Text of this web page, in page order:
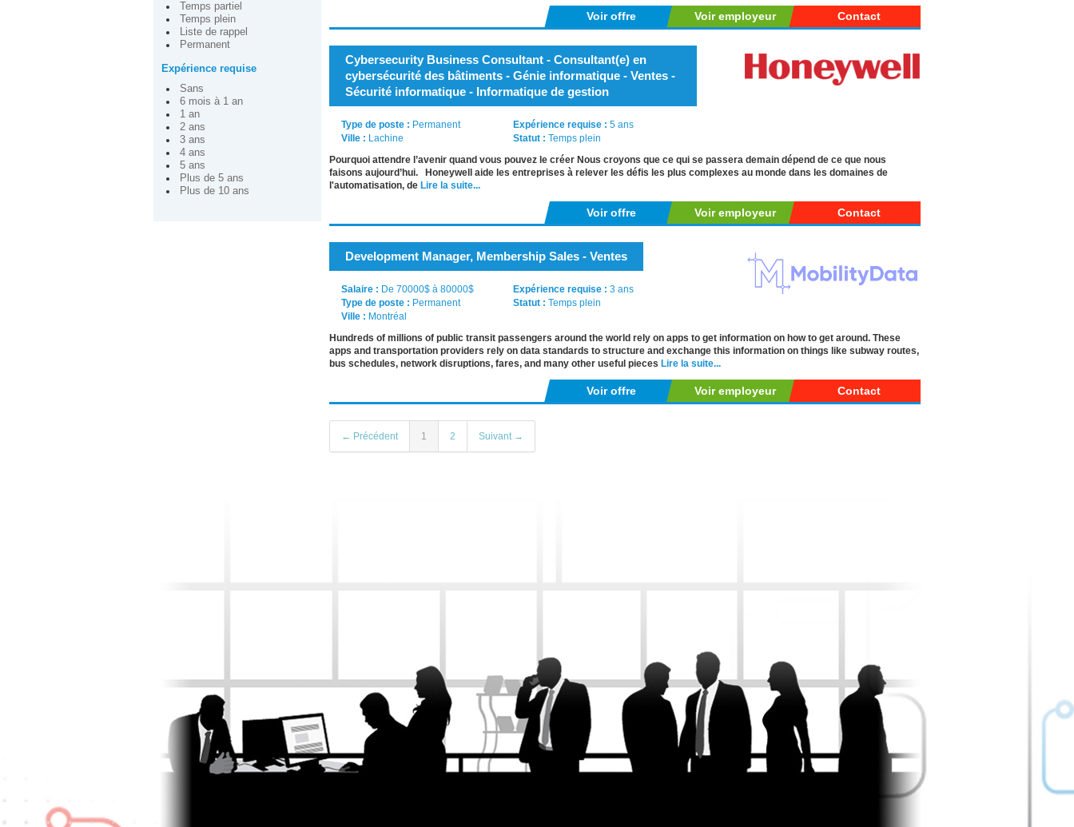
Temps partiel
Temps plein
Liste de rappel
Permanent
Expérience requise
Sans
6 mois à 1 an
1 an
2 ans
3 ans
4 ans
5 ans
Plus de 5 ans
Plus de 10 ans
Voir offre Voir employeur Contact
Cybersecurity Business Consultant - Consultant(e) en
cybersécurité des bâtiments - Génie informatique - Ventes -
Sécurité informatique - Informatique de gestion
Type de poste : Permanent
Ville : Lachine
Expérience requise : 5 ans
Statut : Temps plein
Pourquoi attendre l’avenir quand vous pouvez le créer Nous croyons que ce qui se passera demain dépend de ce que nous
faisons aujourd’hui. Honeywell aide les entreprises à relever les défis les plus complexes au monde dans les domaines de
l'automatisation, de Lire la suite...
Voir offre Voir employeur Contact
Development Manager, Membership Sales - Ventes
Salaire : De 70000$ à 80000$
Type de poste : Permanent
Ville : Montréal
Expérience requise : 3 ans
Statut : Temps plein
Hundreds of millions of public transit passengers around the world rely on apps to get information on how to get around. These
apps and transportation providers rely on data standards to structure and exchange this information on things like subway routes,
bus schedules, network disruptions, fares, and many other useful pieces Lire la suite...
Voir offre Voir employeur Contact
← Précédent 1 2 Suivant →